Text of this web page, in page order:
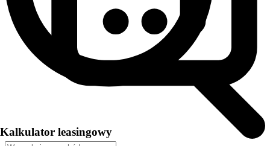
Kalkulator leasingowy